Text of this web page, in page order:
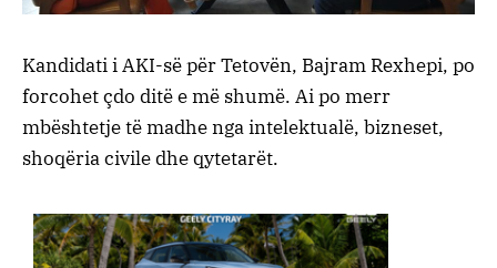
Kandidati i AKI-së për Tetovën, Bajram Rexhepi, po
forcohet çdo ditë e më shumë. Ai po merr
mbështetje të madhe nga intelektualë, bizneset,
shoqëria civile dhe qytetarët.